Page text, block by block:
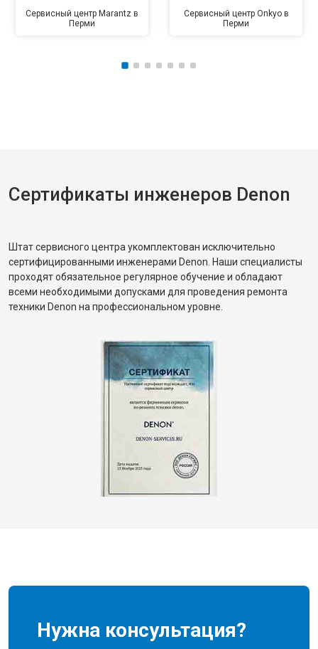
Сервисный центр Marantz в
Перми
Сервисный центр Onkyo в
Перми
Сертификаты инженеров Denon
Штат сервисного центра укомплектован исключительно
сертифицированными инженерами Denon. Наши специалисты
проходят обязательное регулярное обучение и обладают
всеми необходимыми допусками для проведения ремонта
техники Denon на профессиональном уровне.
Нужна консультация?